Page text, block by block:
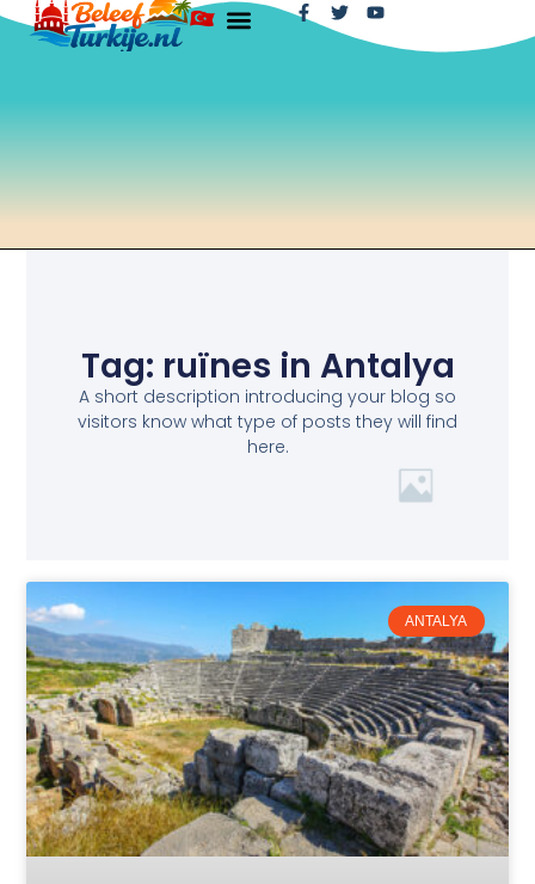
Tag: ruïnes in Antalya
A short description introducing your blog so
visitors know what type of posts they will find
here.
ANTALYA